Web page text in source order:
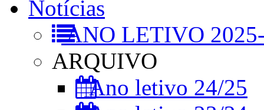
Notícias
ANO LETIVO
ARQUIVO
Ano letivo 24/25